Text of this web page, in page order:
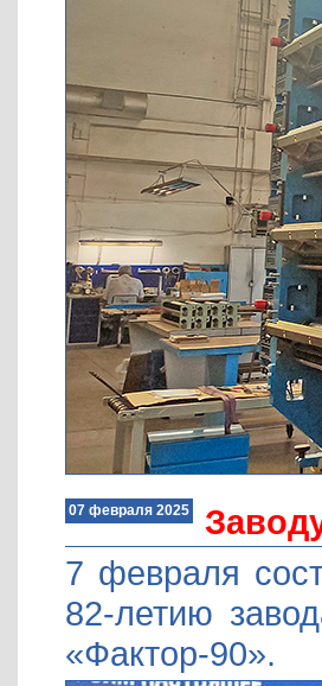
07 февраля 2025
7 февраля
82-летию
«Фактор-90».